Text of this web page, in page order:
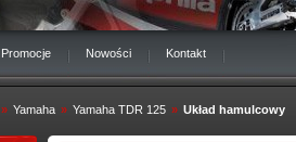
Promocje Nowości Kontakt
» Yamaha » Yamaha TDR 125 » Układ hamulcowy